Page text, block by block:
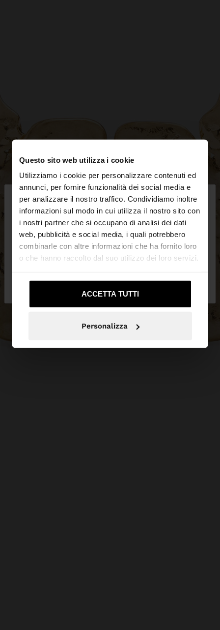
Questo sito web utilizza i cookie
Utilizziamo i cookie per personalizzare contenuti ed
annunci, per fornire funzionalità dei social media e
per analizzare il nostro traffico. Condividiamo inoltre
informazioni sul modo in cui utilizza il nostro sito con
i nostri partner che si occupano di analisi dei dati
web, pubblicità e social media, i quali potrebbero
combinarle con altre informazioni che ha fornito loro
o che hanno raccolto dal suo utilizzo dei loro servizi.
ACCETTA TUTTI
Personalizza
ciao ×
Stai accedendo al sito da Svizzera. Vuoi navigare
sul nostro sito United States?